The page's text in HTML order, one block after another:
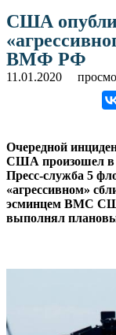
США
ВМФ РФ
11.01.2020
Очередной
США произошел в
Пресс-служба 5
«агрессивном»
эсминцем ВМС
выполнял